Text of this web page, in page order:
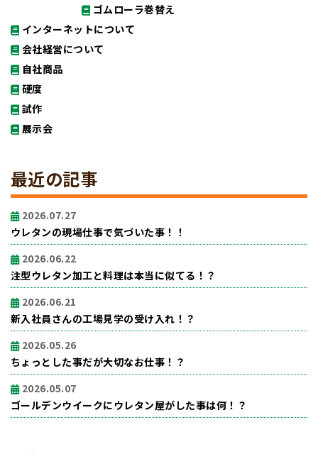
ゴムローラ巻替え
インターネットについて
会社経営について
自社商品
硬度
試作
展示会
最近の記事
2026.07.27
ウレタンの現場仕事で気づいた事！！
2026.06.22
注型ウレタン加工と料理は本当に似てる！？
2026.06.21
新入社員さんの工場見学の受け入れ！？
2026.05.26
ちょっとした事だが大切なお仕事！？
2026.05.07
ゴールデンウイークにウレタン屋がした事は何！？